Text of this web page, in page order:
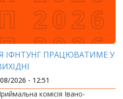
ІФНТУНГ ПРАЦЮВАТИМЕ У
2026 - 12:51
комісія Івано-